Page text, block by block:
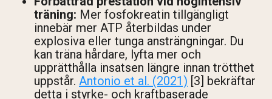
träning: Mer fosfokreatin tillgängligt
innebär mer ATP återbildas under
explosiva eller tunga ansträngningar. Du
kan träna hårdare, lyfta mer och
upprätthålla insatsen längre innan trötthet
uppstår. Antonio et al. (2021) [3] bekräftar
detta i styrke- och kraftbaserade